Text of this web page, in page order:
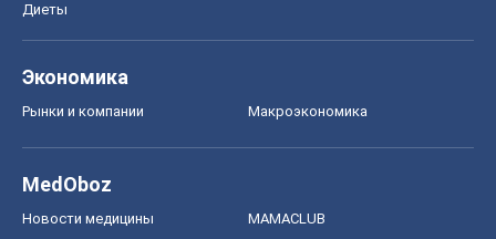
Диеты
Экономика
Рынки и компании Mакроэкономика
MedOboz
Новости медицины MAMACLUB